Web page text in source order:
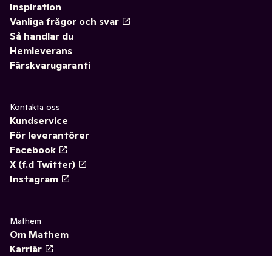
Inspiration
Vanliga frågor och svar
Så handlar du
Hemleverans
Färskvarugaranti
Kontakta oss
Kundservice
För leverantörer
Facebook
X (f.d Twitter)
Instagram
Mathem
Om Mathem
Karriär